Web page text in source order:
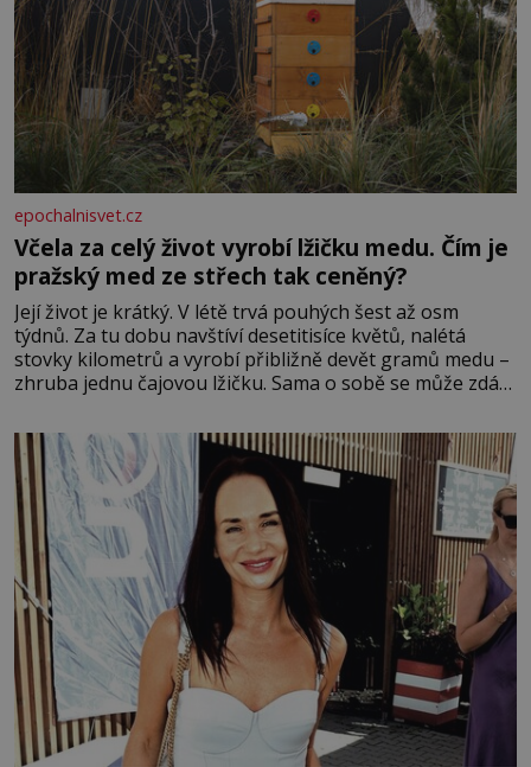
epochalnisvet.cz
Včela za celý život vyrobí lžičku medu. Čím je
pražský med ze střech tak ceněný?
Její život je krátký. V létě trvá pouhých šest až osm
týdnů. Za tu dobu navštíví desetitisíce květů, nalétá
stovky kilometrů a vyrobí přibližně devět gramů medu –
zhruba jednu čajovou lžičku. Sama o sobě se může zdát
tisíc příslušnic svého včelstva, vznikne jeden z
nejdokonalejších organismů